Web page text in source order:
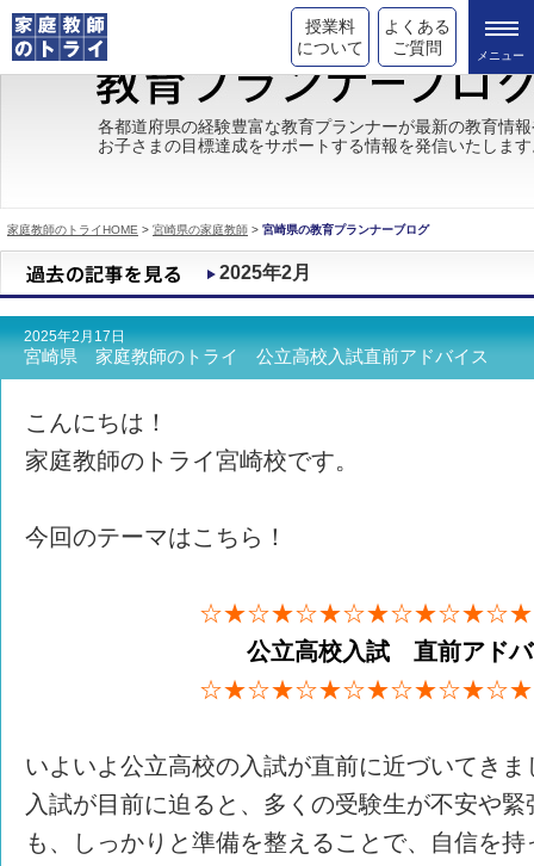
授業料
について
よくある
ご質問
トライの教育理念
成績が上がる理由
都道府県別情報
合格体験談
キャンペーン情報
各都道府県の経験豊富な教育プランナーが最新の教育情
お子さまの目標達成をサポートする情報を発信いたしま
家庭教師のトライHOME > 宮崎県の家庭教師 > 宮崎県の教育プランナーブログ
2025年2月
2025年2月17日
宮崎県 家庭教師のトライ 公立高校入試直前アドバイス
こんにちは！
家庭教師のトライ宮崎校です。
今回のテーマはこちら！
公立高校入試 直前アド
いよいよ公立高校の入試が直前に近づいてきま
入試が目前に迫ると、多くの受験生が不安や
も、しっかりと準備を整えることで、自信を